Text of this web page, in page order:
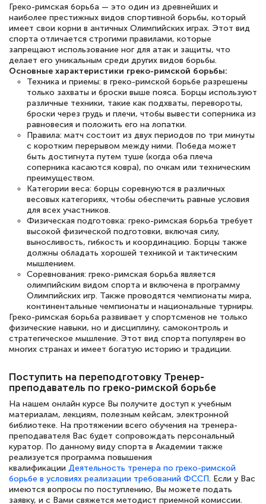
книги, методические рекомендации,
статьи. Времени на подготовку
достаточно. Курс помогает пройти
аттестацию в школе. Спасибо!
Евгения Коротких
Знаток города 2 уровня
12 марта 2026
Спасибо большое Академии! Грамотное,
вежливое сопровождение! Всё чётко и
понятно! Проходила повышение
квалификации. Ещё раз - СПАСИБО!
Елена Петрикс
Знаток города 5 уровня
11 марта 2026
Всем добрый день! Я прошла курс
повышени каалификации по
специальности «Тренер-преподаватель
по тяжелой атлетике»! Хочется
подчеркуть, что при обращении
оперативно связались со мной
специалисты, ответили на все
интересующие вопросы и в течении
двух…
Греко-римская борьба — это один из древнейших и
наиболее престижных видов спортивной борьбы, который
имеет свои корни в античных Олимпийских играх. Этот вид
спорта отличается строгими правилами, которые
запрещают использование ног для атак и защиты, что
делает его уникальным среди других видов борьбы.
Основные характеристики греко-римской борьбы:
Техника и приемы: в греко-римской борьбе разрешены
только захваты и броски выше пояса. Борцы используют
различные техники, такие как подхваты, перевороты,
броски через грудь и плечи, чтобы вывести соперника из
равновесия и положить его на лопатки.
Правила: матч состоит из двух периодов по три минуты
с коротким перерывом между ними. Победа может
быть достигнута путем туше (когда оба плеча
соперника касаются ковра), по очкам или техническим
преимуществом.
Категории веса: борцы соревнуются в различных
весовых категориях, чтобы обеспечить равные условия
для всех участников.
Физическая подготовка: греко-римская борьба требует
высокой физической подготовки, включая силу,
выносливость, гибкость и координацию. Борцы также
должны обладать хорошей техникой и тактическим
мышлением.
Соревнования: греко-римская борьба является
олимпийским видом спорта и включена в программу
Олимпийских игр. Также проводятся чемпионаты мира,
континентальные чемпионаты и национальные турниры.
Греко-римская борьба развивает у спортсменов не только
физические навыки, но и дисциплину, самоконтроль и
стратегическое мышление. Этот вид спорта популярен во
многих странах и имеет богатую историю и традиции.
Поступить на переподготовку Тренер-
преподаватель по греко-римской борьбе
На нашем онлайн курсе Вы получите доступ к учебным
материалам, лекциям, полезным кейсам, электронной
библиотеке. На протяжении всего обучения на тренера-
преподавателя Вас будет сопровождать персональный
куратор. По данному виду спорта в Академии также
реализуется программа повышения
квалификации Деятельность тренера по греко-римской
борьбе в условиях реализации требований ФССП. Если у Вас
имеются вопросы по поступлению, Вы можете подать
заявку, и с Вами свяжется методист приемной комиссии.